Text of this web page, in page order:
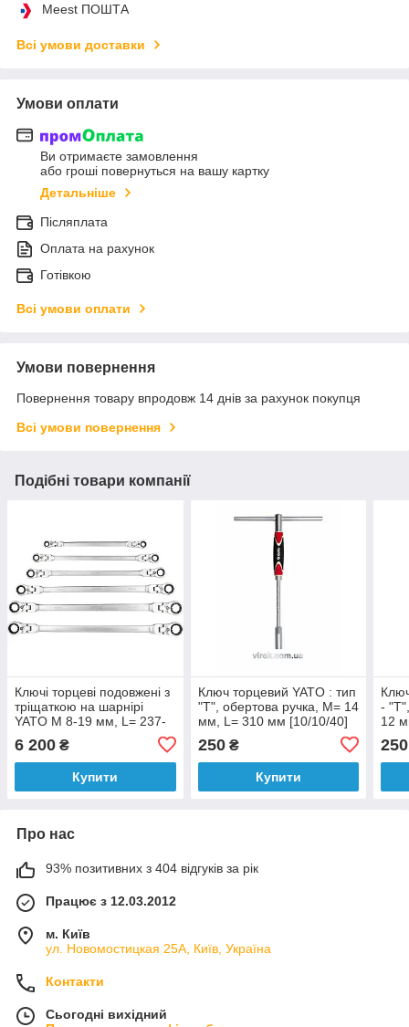
Meest ПОШТА
Всі умови доставки
Умови оплати
Ви отримаєте замовлення
або гроші повернуться на вашу картку
Детальніше
Післяплата
Оплата на рахунок
Готівкою
Всі умови оплати
Умови повернення
Повернення товару впродовж 14 днів за рахунок покупця
Всі умови повернення
Подібні товари компанії
Ключі торцеві подовжені з
тріщаткою на шарнірі
YATO M 8-19 мм, L= 237-
6 200 ₴
Купити
Ключ торцевий YATO : тип
"T", обертова ручка, M= 14
мм, L= 310 мм [10/10/40]
250₴
Купити
-
12
250
Про нас
93% позитивних з 404 відгуків за рік
Працює з 12.03.2012
м. Київ
ул. Новомостицкая 25А, Київ, Україна
Контакти
Сьогодні вихідний